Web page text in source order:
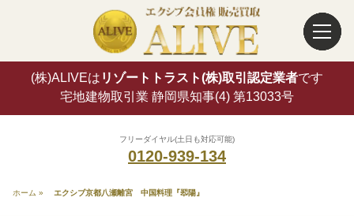
(株)ALIVEは リゾートトラスト(株)取引認定業者です
宅地建物取引業 静岡県知事(4) 第13033号
フリーダイヤル(土日も対応可能)
0120-939-134
ホーム » エクシブ京都八瀬離宮 中国料理『翆陽』